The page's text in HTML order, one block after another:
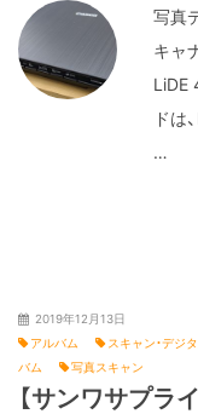
写真
キャ
LiDE
ドは
…
2019年12月13日
アルバム
スキャン・デジ
バム
写真スキャン
【サンワサプラ